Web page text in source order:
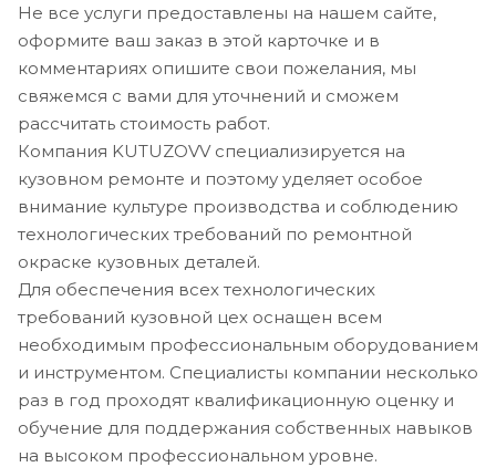
Не все услуги предоставлены на нашем сайте,
оформите ваш заказ в этой карточке и в
комментариях опишите свои пожелания, мы
свяжемся с вами для уточнений и сможем
рассчитать стоимость работ.
Компания KUTUZOVV специализируется на
кузовном ремонте и поэтому уделяет особое
внимание культуре производства и соблюдению
технологических требований по ремонтной
окраске кузовных деталей.
Для обеспечения всех технологических
требований кузовной цех оснащен всем
необходимым профессиональным оборудованием
и инструментом. Специалисты компании несколько
раз в год проходят квалификационную оценку и
обучение для поддержания собственных навыков
на высоком профессиональном уровне.